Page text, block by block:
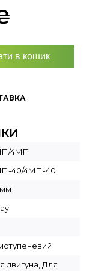
в кошик
4МП
40/4МП-40
двигуна, Для